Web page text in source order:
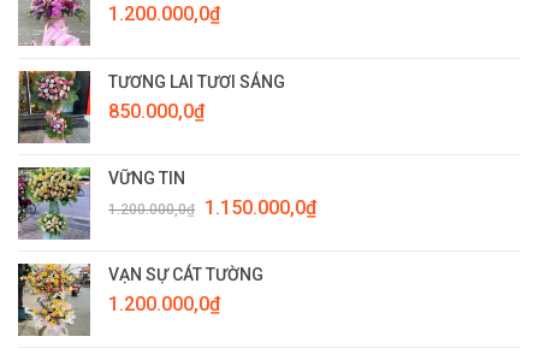
1.200.000,0₫
TƯƠNG LAI TƯƠI SÁNG
850.000,0₫
VỮNG TIN
1.200.000,0₫
Giá
1.200.000,0₫.
1.150.000,0₫Giá
VẠN SỰ CÁT TƯỜNG
1.200.000,0₫